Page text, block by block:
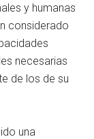
y humanas
considerado
necesarias
de los de su
una